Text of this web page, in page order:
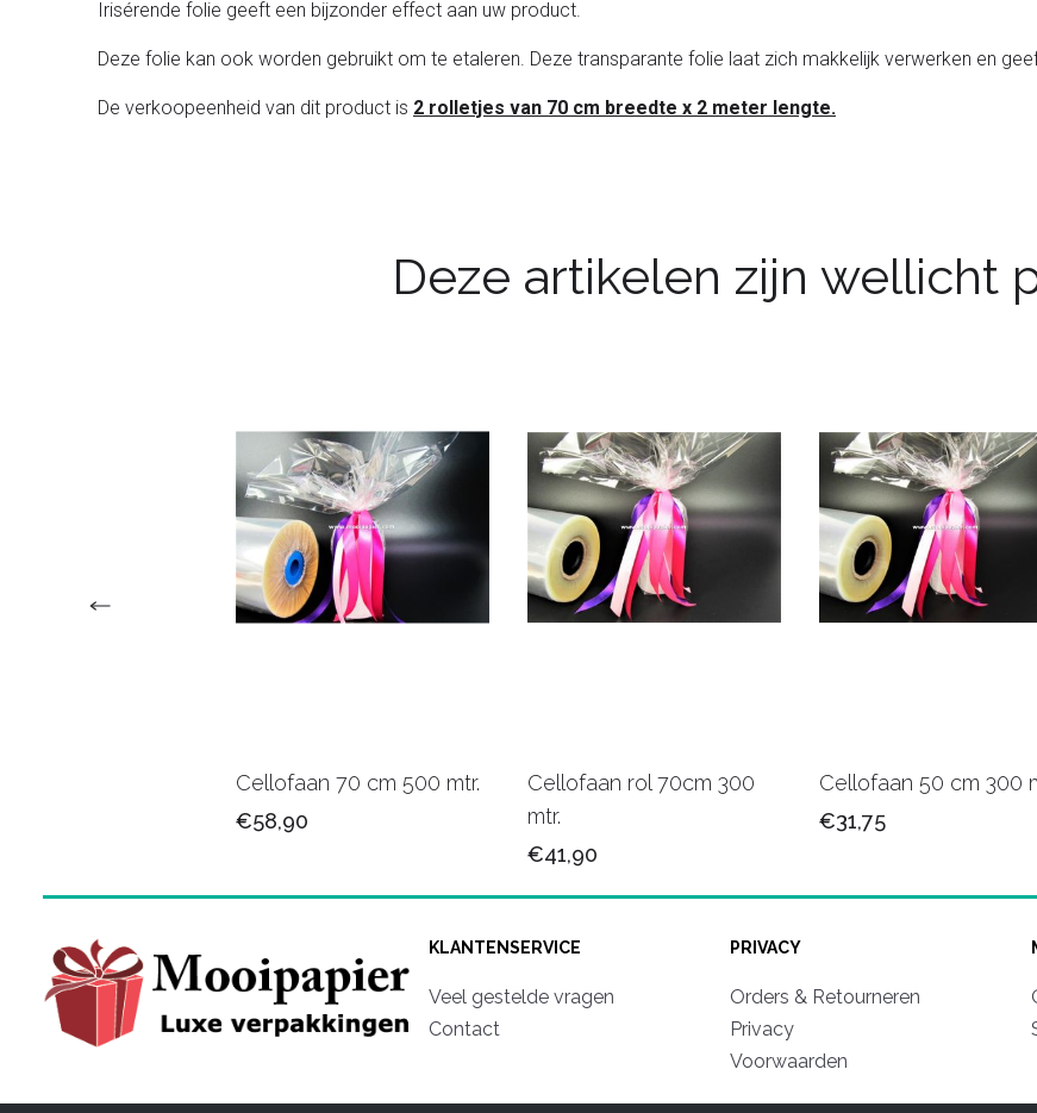
Irisérende folie geeft een bijzonder effect aan uw product.
Deze folie kan ook worden gebruikt om te etaleren. Deze transparante folie laat zich makkelijk verwerken en
De verkoopeenheid van dit product is 2 rolletjes van 70 cm breedte x 2 meter lengte.
Deze artikelen zijn wellicht
Cellofaan 70 cm 500 mtr.
€58,90
Cellofaan rol 70cm 300
mtr.
€41,90
Cellofaan 50 cm 300
€31,75
KLANTENSERVICE
Veel gestelde vragen
Contact
PRIVACY
Orders & Retourneren
Privacy
Voorwaarden